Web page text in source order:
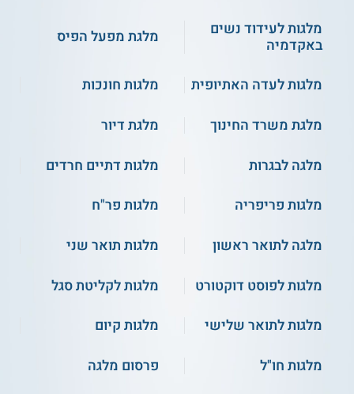
מלגות לעידוד נשים
באקדמיה
מלגת מפעל הפיס
מלגות לעדה האתיופית
מלגות חונכות
מלגת משרד החינוך
מלגת דיור
מלגה לבגרות
מלגות דתיים חרדים
מלגות פריפריה
מלגות פר"ח
מלגה לתואר ראשון
מלגות תואר שני
מלגות לפוסט דוקטורט
מלגות לקליטת סגל
מלגות לתואר שלישי
מלגות קיום
מלגות חו"ל
פרסום מלגה